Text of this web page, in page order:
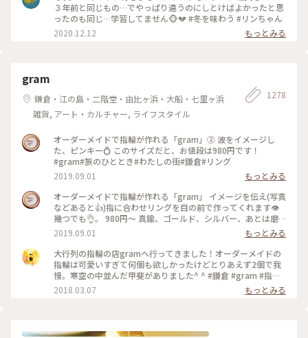
３年前と同じもの…でやっぱり違うのにしとけばよかったと思
ったのも同じ…学習してません🐵💔 #冬を味わう #リンちゃん
2020.12.12
もっとみる
gram
鎌倉・江の島・二階堂・由比ヶ浜・大船・七里ヶ浜
雑貨, アート・カルチャー, ライフスタイル
1278
オーダーメイドで指輪が作れる「gram」② 波をイメージし
た、ピンキー💍 このサイズだと、お値段は980円です！
#gram#旅のひととき#わたしの街#鎌倉#リング
2019.09.01
もっとみる
オーダーメイドで指輪が作れる「gram」 イメージを伝え(写真
などあると👍)指に合わせリングを目の前で作ってくれます👁
幾つでも👌。 980円〜 真鍮、ゴールド、シルバー、あとは磨
きをかけるかマットな感じにするか💍😊✨✨ 今回は、左からピ
ンキー、中指、親指と作りました😅 いつもは行列がすごいの
に、この日、整理券なし、30分並び入れました😱😱‼️(平日の
夕方) 皆さん、カップルもいだけど、グループで来られ旅の思
い出に作られたりしている方が多かったです😊 まさか、入れ
ると思わなかったので、待ち時間に情報収集し勢いで作ったリ
ング。それでも、なんだか愛着がわきますね… 次は、重ね付け
2019.09.01
もっとみる
大行列の指輪の店gramへ行ってきました！オーダーメイドの
指輪は可愛いすぎて何個も欲しかったけどとりあえず2個で我
慢。寒空の中並んだ甲斐がありました^ ^ #鎌倉 #gram #指輪
#オーダーメイド
2018.03.07 もっとみる